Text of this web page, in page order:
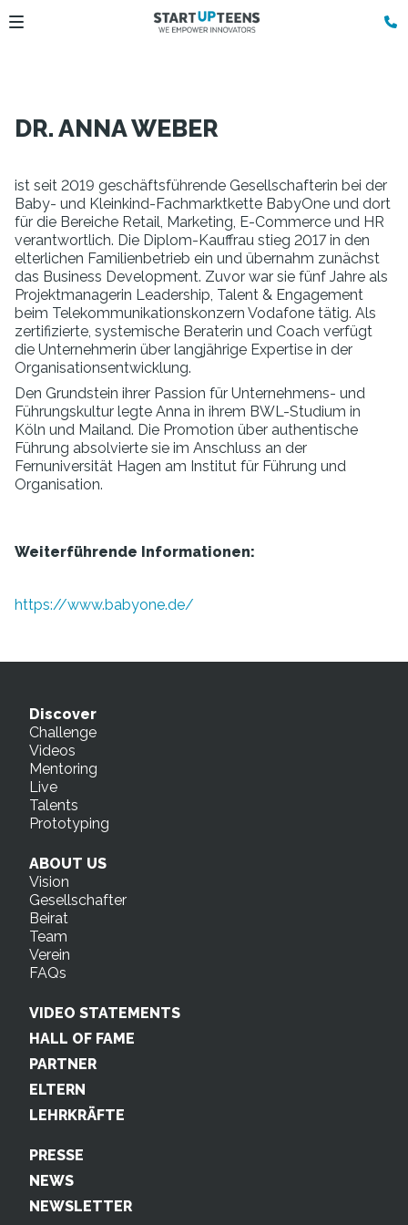
DR. ANNA WEBER
ist seit 2019 geschäftsführende Gesellschafterin bei der
Baby- und Kleinkind-Fachmarktkette BabyOne und dort
für die Bereiche Retail, Marketing, E-Commerce und HR
verantwortlich. Die Diplom-Kauffrau stieg 2017 in den
elterlichen Familienbetrieb ein und übernahm zunächst
das Business Development. Zuvor war sie fünf Jahre als
Projektmanagerin Leadership, Talent & Engagement
beim Telekommunikationskonzern Vodafone tätig. Als
zertifizierte, systemische Beraterin und Coach verfügt
die Unternehmerin über langjährige Expertise in der
Organisationsentwicklung.
Den Grundstein ihrer Passion für Unternehmens- und
Führungskultur legte Anna in ihrem BWL-Studium in
Köln und Mailand. Die Promotion über authentische
Führung absolvierte sie im Anschluss an der
Fernuniversität Hagen am Institut für Führung und
Organisation.
Weiterführende Informationen:
https://www.babyone.de/
Discover
Challenge
Videos
Mentoring
Live
Talents
Prototyping
ABOUT US
Vision
Gesellschafter
Beirat
Team
Verein
FAQs
VIDEO STATEMENTS
HALL OF FAME
PARTNER
ELTERN
LEHRKRÄFTE
PRESSE
NEWS
NEWSLETTER